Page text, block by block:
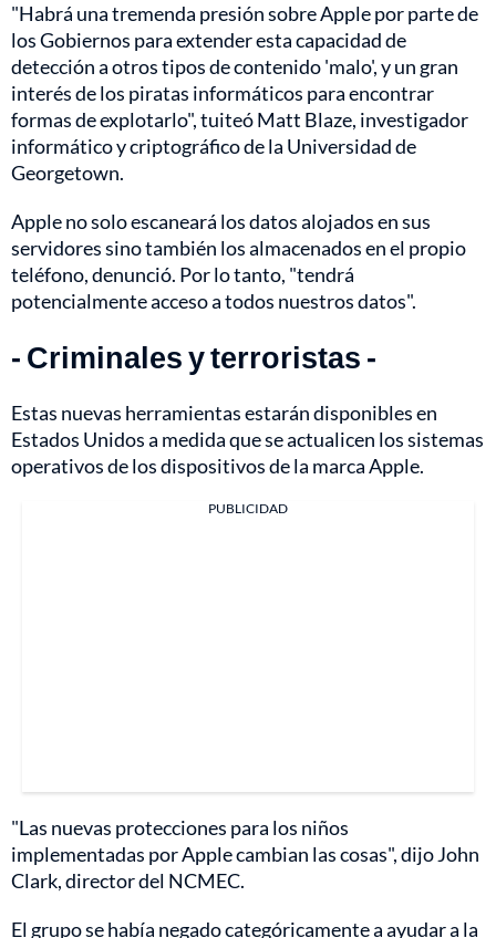
"Habrá una tremenda presión sobre Apple por parte de
los Gobiernos para extender esta capacidad de
detección a otros tipos de contenido 'malo', y un gran
interés de los piratas informáticos para encontrar
formas de explotarlo", tuiteó Matt Blaze, investigador
informático y criptográfico de la Universidad de
Georgetown.
Apple no solo escaneará los datos alojados en sus
servidores sino también los almacenados en el propio
teléfono, denunció. Por lo tanto, "tendrá
potencialmente acceso a todos nuestros datos".
- Criminales y terroristas -
Estas nuevas herramientas estarán disponibles en
Estados Unidos a medida que se actualicen los sistemas
operativos de los dispositivos de la marca Apple.
PUBLICIDAD
"Las nuevas protecciones para los niños
implementadas por Apple cambian las cosas", dijo John
Clark, director del NCMEC.
El grupo se había negado categóricamente a ayudar a la